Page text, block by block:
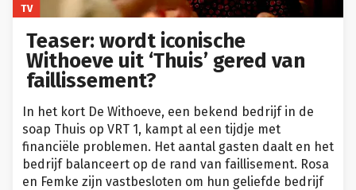
TV
Teaser: wordt iconische
Withoeve uit ‘Thuis’ gered van
faillissement?
In het kort De Withoeve, een bekend bedrijf in de
soap Thuis op VRT 1, kampt al een tijdje met
financiële problemen. Het aantal gasten daalt en het
bedrijf balanceert op de rand van faillisement. Rosa
en Femke zijn vastbesloten om hun geliefde bedrijf